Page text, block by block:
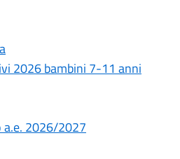
2026 bambini 7-11 anni
a.e. 2026/2027